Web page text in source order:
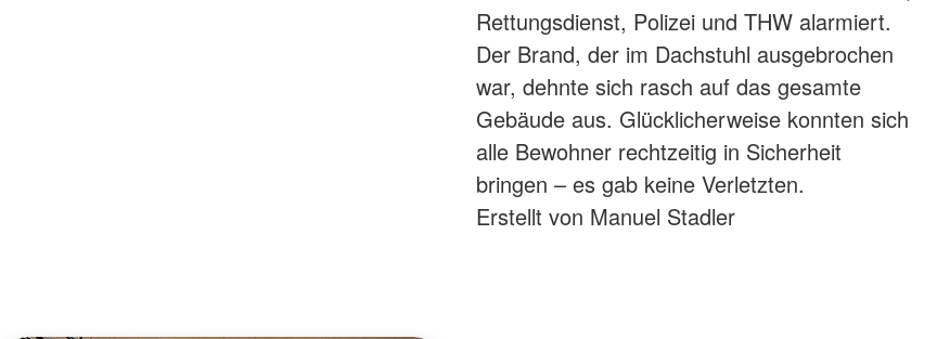
Rettungsdienst, Polizei und THW alarmiert.
Der Brand, der im Dachstuhl ausgebrochen
war, dehnte sich rasch auf das gesamte
Gebäude aus. Glücklicherweise konnten sich
alle Bewohner rechtzeitig in Sicherheit
bringen – es gab keine Verletzten.
Erstellt von Manuel Stadler